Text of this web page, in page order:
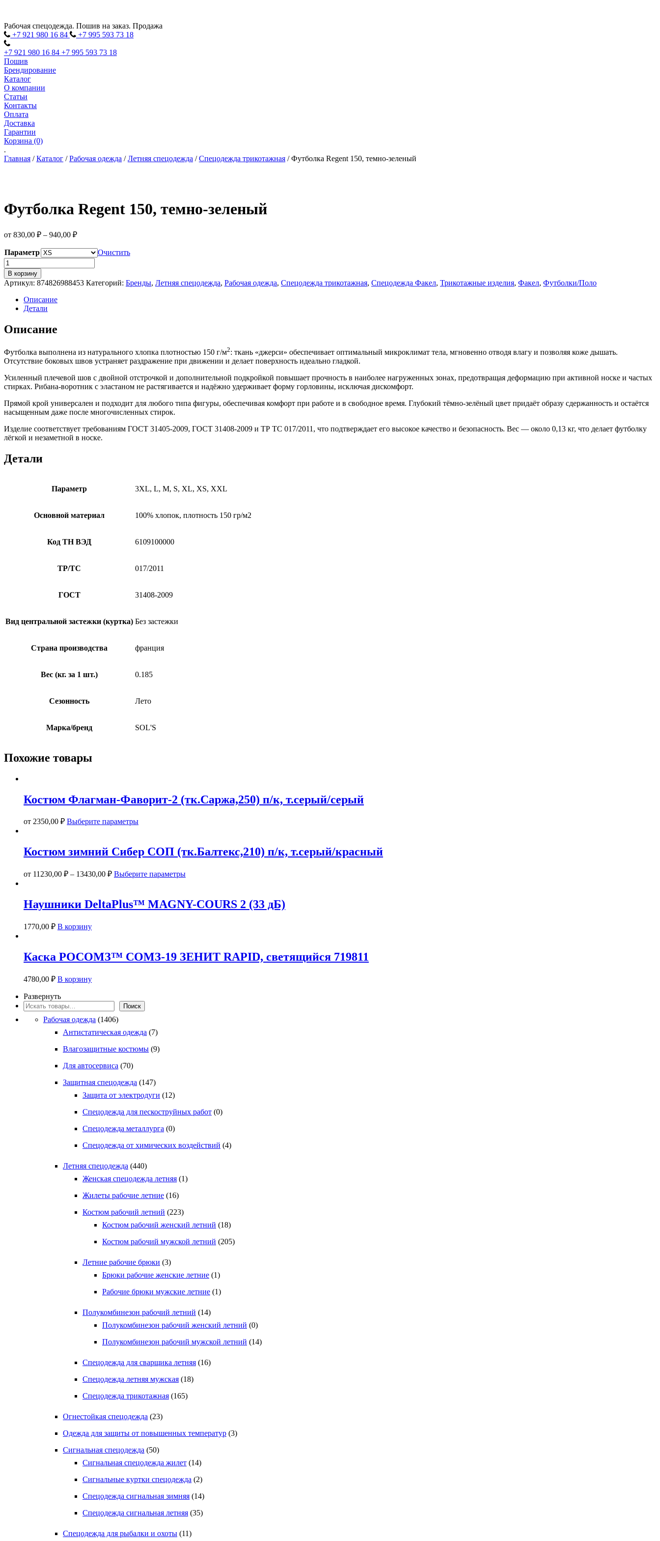
Рабочая спецодежда. Пошив на заказ. Продажа
+7 921 980 16 84 +7 995 593 73 18
+7 921 980 16 84 +7 995 593 73 18
Пошив
Брендирование
Каталог
О компании
Статьи
Контакты
Оплата
Доставка
Гарантии
Корзина (0)
.
Главная /Каталог /Рабочая одежда /Летняя спецодежда /Спецодежда трикотажная /Футболка Regent 150, темно-зеленый
Футболка Regent 150, темно-зеленый
от 830,00 ₽ – 940,00 ₽
Параметр
Очистить
Количество
товара
Футболка
Regent
150,
темно-
зеленый
В корзину
Артикул: 874826988453 Категорий: Бренды, Летняя спецодежда, Рабочая одежда, Спецодежда трикотажная, Спецодежда Факел, Трикотажные изделия, Факел, Футболки/Поло
Описание
Детали
Описание
Футболка выполнена из натурального хлопка плотностью 150 г/м2: ткань «джерси» обеспечивает оптимальный микроклимат тела, мгновенно отводя влагу и позволяя коже дышать.
Отсутствие боковых швов устраняет раздражение при движении и делает поверхность идеально гладкой.
Усиленный плечевой шов с двойной отстрочкой и дополнительной подкройкой повышает прочность в наиболее нагруженных зонах, предотвращая деформацию при активной носке и частых
стирках. Рибана-воротник с эластаном не растягивается и надёжно удерживает форму горловины, исключая дискомфорт.
Прямой крой универсален и подходит для любого типа фигуры, обеспечивая комфорт при работе и в свободное время. Глубокий тёмно-зелёный цвет придаёт образу сдержанность и остаётся
насыщенным даже после многочисленных стирок.
Изделие соответствует требованиям ГОСТ 31405-2009, ГОСТ 31408-2009 и ТР ТС 017/2011, что подтверждает его высокое качество и безопасность. Вес — около 0,13 кг, что делает футболку
лёгкой и незаметной в носке.
Детали
Параметр 3XL, L, M, S, XL, XS, XXL
Основной материал 100% хлопок, плотность 150 гр/м2
Код ТН ВЭД 6109100000
ТР/ТС 017/2011
ГОСТ 31408-2009
Вид центральной застежки (куртка) Без застежки
Страна производства франция
Вес (кг. за 1 шт.) 0.185
Сезонность Лето
Марка/бренд SOL'S
Похожие товары
Костюм Флагман-Фаворит-2 (тк.Саржа,250) п/к, т.серый/серый
от 2350,00 ₽ Выберите параметрыЭтот
несколько
вариаций.
можно
странице
товара.
Костюм зимний Сибер СОП (тк.Балтекс,210) п/к, т.серый/красный
от 11230,00 ₽ – 13430,00 ₽ Выберите параметрыЭтот
несколько
вариаций.
странице
товара.
Наушники DeltaPlus™ MAGNY-COURS 2 (33 дБ)
1770,00 ₽ В корзину
Каска РОСОМЗ™ СОМЗ-19 ЗЕНИТ RAPID, светящийся 719811
4780,00 ₽ В корзину
Развернуть
Поиск
Поиск
Рабочая одежда (1406)
Антистатическая одежда (7)
Влагозащитные костюмы (9)
Для автосервиса (70)
Защитная спецодежда (147)
Защита от электродуги (12)
Спецодежда для пескоструйных работ (0)
Спецодежда металлурга (0)
Спецодежда от химических воздействий (4)
Летняя спецодежда (440)
Женская спецодежда летняя (1)
Жилеты рабочие летние (16)
Костюм рабочий летний (223)
Костюм рабочий женский летний (18)
Костюм рабочий мужской летний (205)
Летние рабочие брюки (3)
Брюки рабочие женские летние (1)
Рабочие брюки мужские летние (1)
Полукомбинезон рабочий летний (14)
Полукомбинезон рабочий женский летний (0)
Полукомбинезон рабочий мужской летний (14)
Спецодежда для сварщика летняя (16)
Спецодежда летняя мужская (18)
Спецодежда трикотажная (165)
Огнестойкая спецодежда (23)
Одежда для защиты от повышенных температур (3)
Сигнальная спецодежда (50)
Сигнальная спецодежда жилет (14)
Сигнальные куртки спецодежда (2)
Спецодежда сигнальная зимняя (14)
Спецодежда сигнальная летняя (35)
Спецодежда для рыбалки и охоты (11)